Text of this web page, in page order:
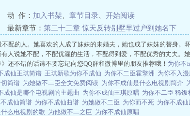
动 作： 加入书架 章节目录
开始阅读
最新章节： 第二十二章 惊天反转别墅早过户到她名下
配的人。她喜欢的人成了妹妹的未婚夫，她也成了妹妹的替身。
人说她不配，不配优渥的生活，不配得到爱，不配优秀的丈夫。
还不错的话请不要忘记向您QQ群和微博里的朋友推荐哦！ 为你不
成仙王琪简谱 王琪新歌为你不成仙 为你不二臣霍擎洲 为你不入漫
简谱 为她做不二臣全文免费阅读 为你不成仙是什么电视剧简介
成仙是哪个电视剧的主题曲 为你不成仙王琪原唱 为你不二臣 稀饭
成仙简谱 为你不成仙曲谱 为她做不二臣 为你而不死 为你不成仙
么电视剧的歌 为他做不二之臣 为你不成仙原唱